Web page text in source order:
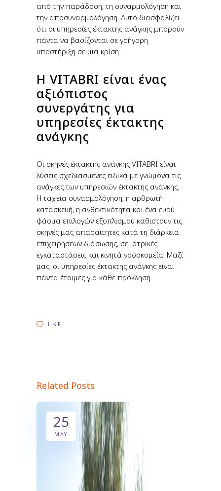
από την παράδοση, τη συναρμολόγηση και
την αποσυναρμολόγηση. Αυτό διασφαλίζει
ότι οι υπηρεσίες έκτακτης ανάγκης μπορούν
πάντα να βασίζονται σε γρήγορη
υποστήριξη σε μια κρίση.
Η VITABRI είναι ένας
αξιόπιστος
συνεργάτης για
υπηρεσίες έκτακτης
ανάγκης
Οι σκηνές έκτακτης ανάγκης VITABRI είναι
λύσεις σχεδιασμένες ειδικά με γνώμονα τις
ανάγκες των υπηρεσιών έκτακτης ανάγκης.
Η ταχεία συναρμολόγηση, η αρθρωτή
κατασκευή, η ανθεκτικότητα και ένα ευρύ
φάσμα επιλογών εξοπλισμού καθιστούν τις
σκηνές μας απαραίτητες κατά τη διάρκεια
επιχειρήσεων διάσωσης, σε ιατρικές
εγκαταστάσεις και κινητά νοσοκομεία. Μαζί
μας, οι υπηρεσίες έκτακτης ανάγκης είναι
πάντα έτοιμες για κάθε πρόκληση.
LIKE
Related Posts
25
MAY